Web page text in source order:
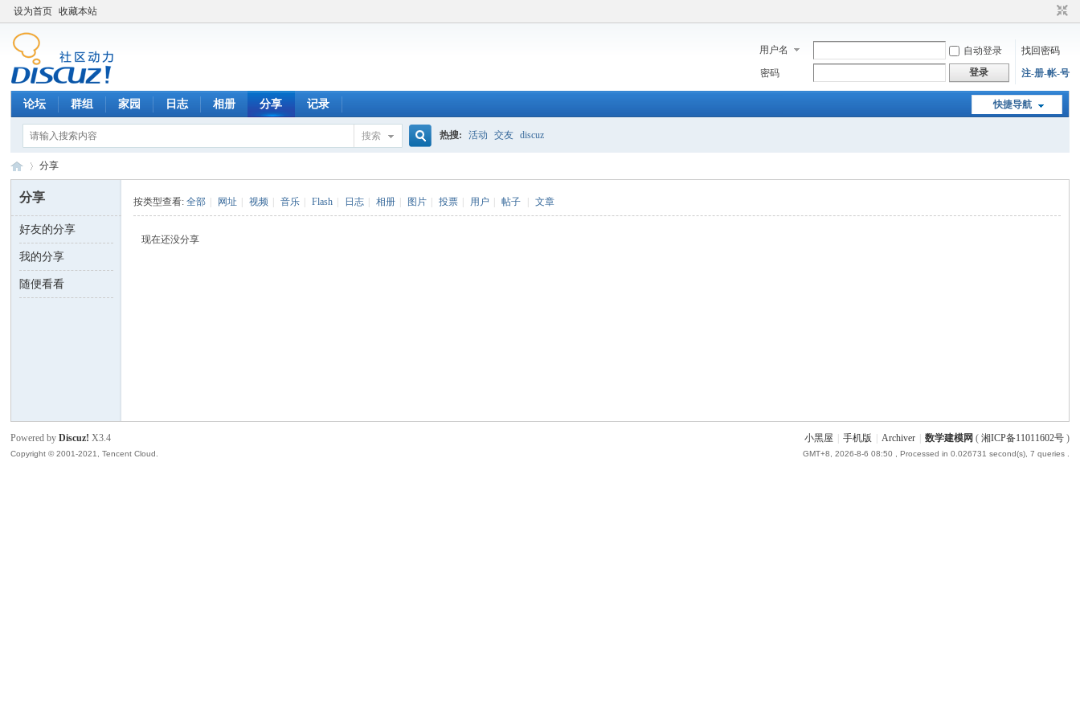
设为首页 收藏本站
用户名 自动登录
找回密码
密码
登录 注-册-帐-号
快捷导航
论坛 群组 家园 日志 相册 分享 记录
搜索 热搜: 活动 交友 discuz
数 ›
分享
分享
好友的分享
我的分享
随便看看
按类型查看:全部 网址 视频 音乐 Flash 日志 相册 图片 投票 用户 帖子 文章
现在还没分享
小黑屋 手机版 Archiver 数学建模网 ( 湘ICP备11011602号)
GMT+8, 2026-8-6 08:50 , Processed in 0.026731 second(s), 7 queries .
Powered byDiscuz! X3.4
Copyright © 2001-2021, Tencent Cloud.